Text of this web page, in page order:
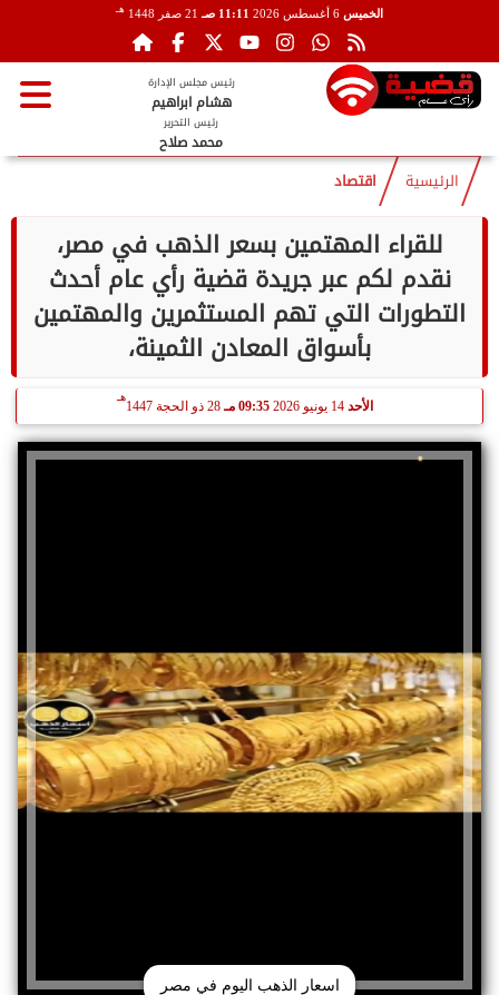
الخميس 11:11 صـ 21 صفر 1448 هـ
رئيس مجلس الإدارة
هشام ابراهيم
رئيس التحرير
محمد صلاح
الرئيسية اقتصاد
للقراء المهتمين بسعر الذهب في مصر،
نقدم لكم عبر جريدة قضية رأي عام أحدث
التطورات التي تهم المستثمرين والمهتمين
بأسواق المعادن الثمينة،
الأحد 09:35 مـ 28 ذو الحجة 1447
هـ
اسعار الذهب اليوم في مصر